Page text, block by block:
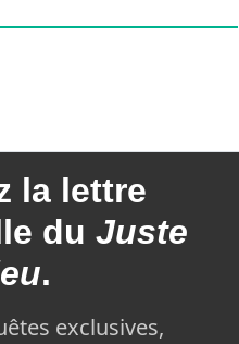
la lettre
du Juste
.
exclusives,